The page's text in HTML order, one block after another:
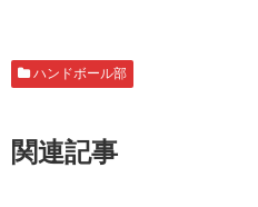
ハンドボール部
関連記事